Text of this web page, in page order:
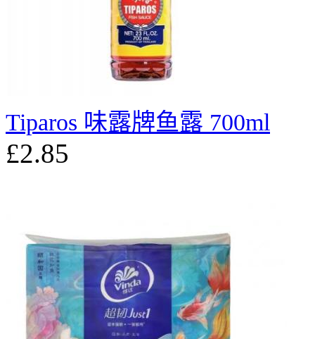
Tiparos 味露牌鱼露 700ml
£2.85